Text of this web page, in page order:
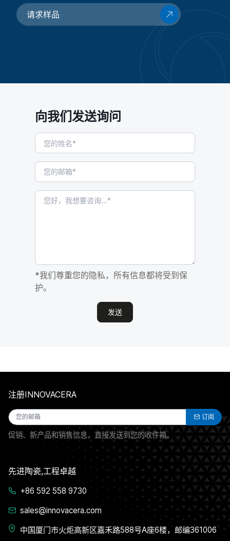
请求样品
向我们发送询问
*我们尊重您的隐私，所有信息都将受到保
护。
发送
注册INNOVACERA
订阅
促销、新产品和销售信息，直接发送到您的收件箱。
先进陶瓷,工程卓越
+86 592 558 9730
sales@innovacera.com
中国厦门市火炬高新区嘉禾路588号A座6楼，邮编361006